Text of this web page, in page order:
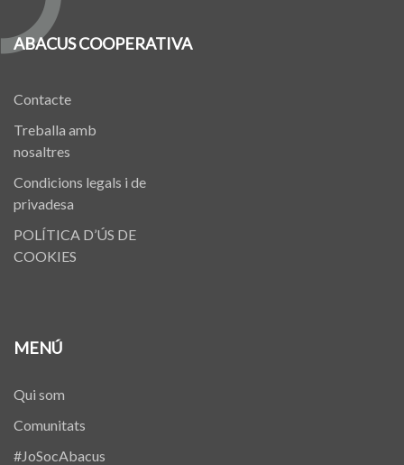
ABACUS COOPERATIVA
Contacte
Treballa amb
nosaltres
Condicions legals i de
privadesa
POLÍTICA D’ÚS DE
COOKIES
MENÚ
Qui som
Comunitats
#JoSocAbacus